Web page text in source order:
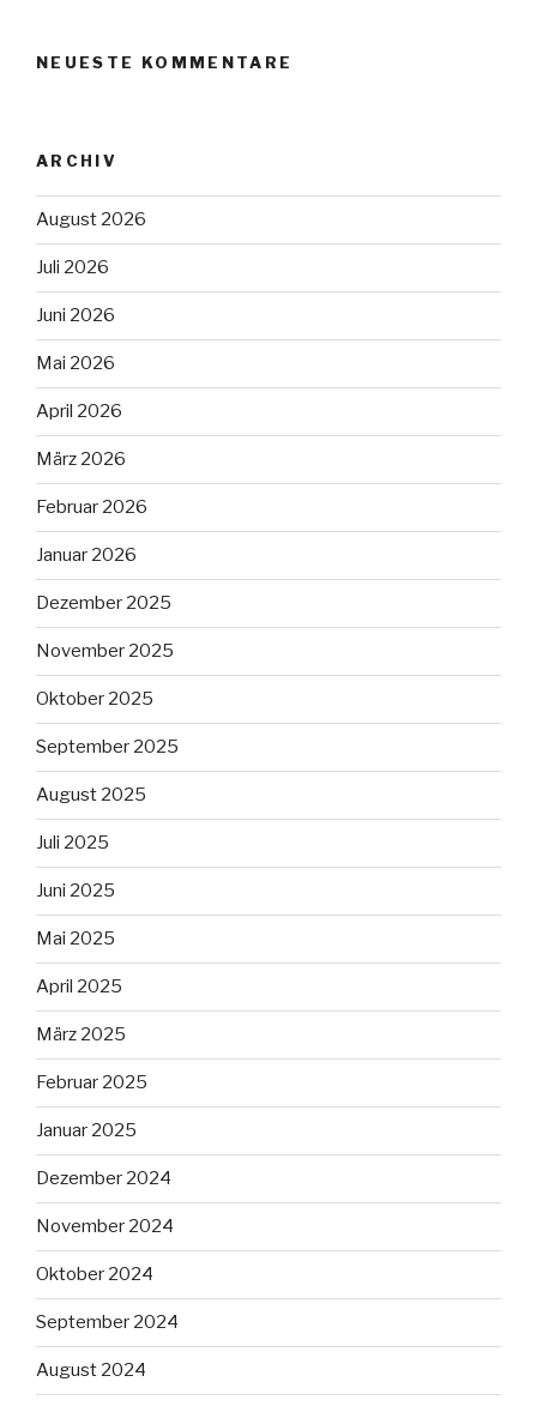
NEUESTE KOMMENTARE
ARCHIV
August 2026
Juli 2026
Juni 2026
Mai 2026
April 2026
März 2026
Februar 2026
Januar 2026
Dezember 2025
November 2025
Oktober 2025
September 2025
August 2025
Juli 2025
Juni 2025
Mai 2025
April 2025
März 2025
Februar 2025
Januar 2025
Dezember 2024
November 2024
Oktober 2024
September 2024
August 2024